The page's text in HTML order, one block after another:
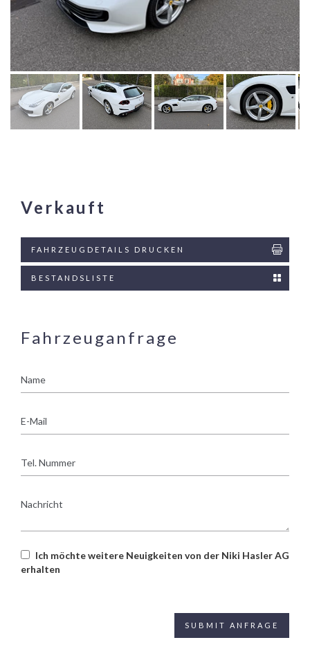
Verkauft
FAHRZEUGDETAILS DRUCKEN
BESTANDSLISTE
Fahrzeuganfrage
Mail
Nummer
Ich möchte weitere Neuigkeiten von der Niki Hasler AG
erhalten